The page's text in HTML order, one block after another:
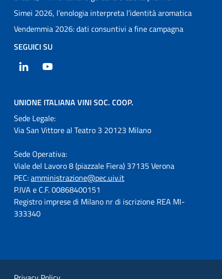
Simei 2026, l’enologia interpreta l’identità aromatica
Vendemmia 2026: dati consuntivi a fine campagna
SEGUICI SU
LinkedIn
UNIONE ITALIANA VINI SOC. COOP.
Sede Legale:
Via San Vittore al Teatro 3 20123 Milano
Sede Operativa:
Viale del Lavoro 8 (piazzale Fiera) 37135 Verona
PEC:amministrazione@pec.uiv.it
P.IVA e C.F. 00868400151
Registro imprese di Milano nr di iscrizione REA MI-
333340